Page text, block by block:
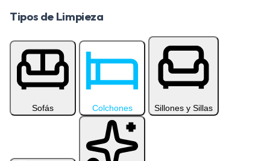
Servicio profesional de limpieza a domicilio en Girona:
Tipos de Limpieza
Seleccione una category para ver los servicios
Sofás Colchones Sillones y Sillas